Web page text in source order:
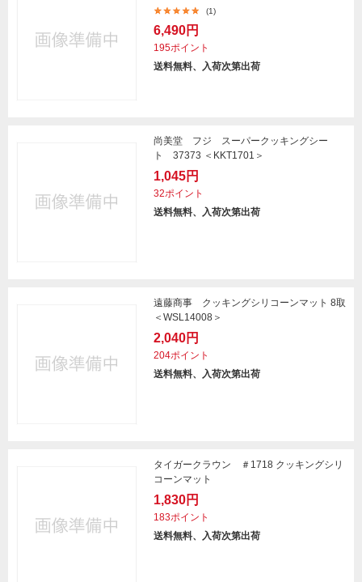
(1)
6,490円
195ポイント
送料無料、入荷次第出荷
尚美堂 フジ スーパークッキングシー
ト 37373 ＜KKT1701＞
1,045円
32ポイント
送料無料、入荷次第出荷
遠藤商事 クッキングシリコーンマット 8取
＜WSL14008＞
2,040円
204ポイント
送料無料、入荷次第出荷
タイガークラウン ＃1718 クッキングシリ
コーンマット
1,830円
183ポイント
送料無料、入荷次第出荷